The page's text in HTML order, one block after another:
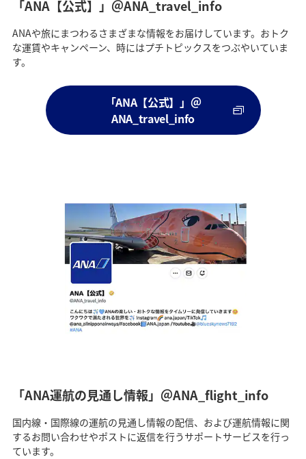
「ANA【公式】」＠ANA_travel_info
ANAや旅にまつわるさまざまな情報をお届けしています。おトク
な運賃やキャンペーン、時にはプチトピックスをつぶやいていま
す。
「ANA【公式】」＠
ANA_travel_info
「ANA運航の見通し情報」＠ANA_flight_info
国内線・国際線の運航の見通し情報の配信、および運航情報に関
するお問い合わせやポストに返信を行うサポートサービスを行っ
ています。